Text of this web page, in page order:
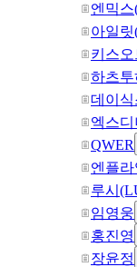
엔믹
아일
키스
하츠투
데이
엑스디
QWER
엔플
루시
임영웅
홍진영
장윤정